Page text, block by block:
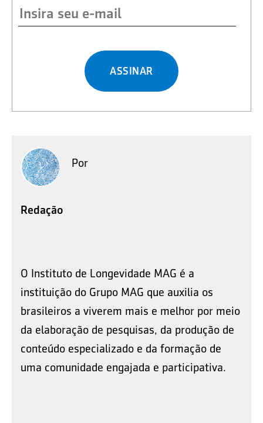
ASSINAR
Por
Redação
O Instituto de Longevidade MAG é a
instituição do Grupo MAG que auxilia os
brasileiros a viverem mais e melhor por meio
da elaboração de pesquisas, da produção de
conteúdo especializado e da formação de
uma comunidade engajada e participativa.